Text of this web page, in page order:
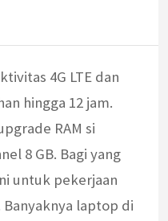
4G LTE dan
hingga 12 jam.
RAM si
8 GB. Bagi yang
untuk pekerjaan
laptop di